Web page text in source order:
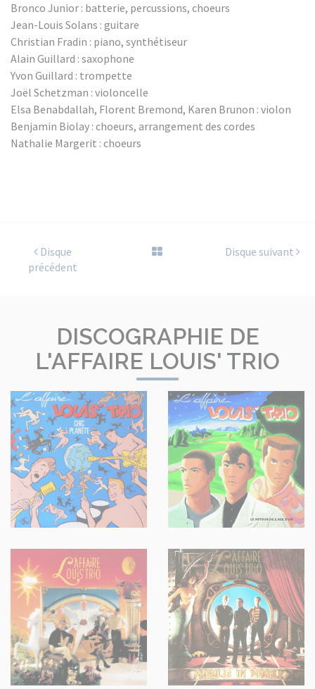
Bronco Junior : batterie, percussions, choeurs
Jean-Louis Solans : guitare
Christian Fradin : piano, synthétiseur
Alain Guillard : saxophone
Yvon Guillard : trompette
Joël Schetzman : violoncelle
Elsa Benabdallah, Florent Bremond, Karen Brunon : violon
Benjamin Biolay : choeurs, arrangement des cordes
Nathalie Margerit : choeurs
Disque
précédent
Disque suivant
DISCOGRAPHIE DE
L'AFFAIRE LOUIS' TRIO